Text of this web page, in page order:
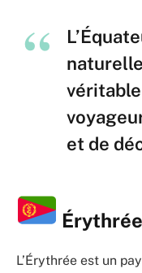
et de
Érythrée
L’Érythrée est un